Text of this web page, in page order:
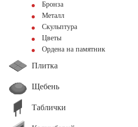
Бронза
Металл
Скульптура
Цветы
Ордена на памятник
Плитка
Щебень
Таблички